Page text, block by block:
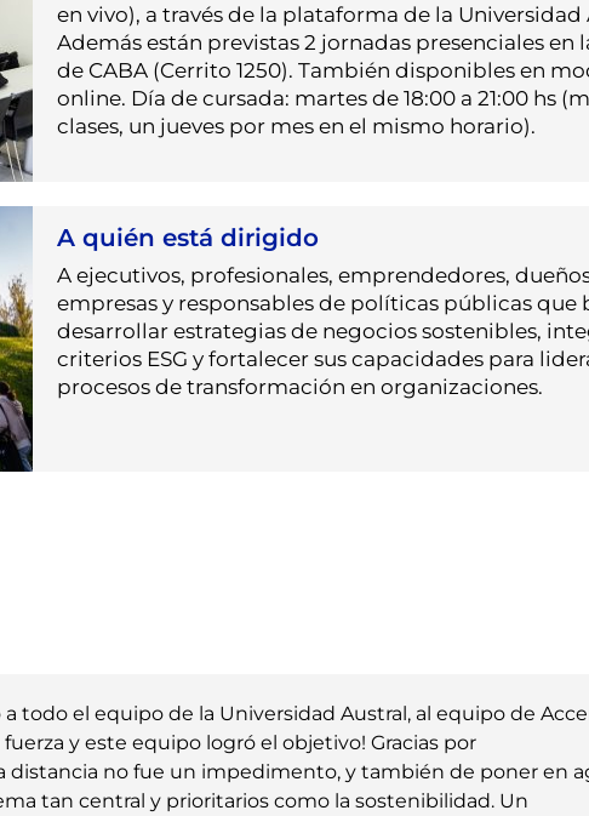
en vivo), a través de la plataforma de la Universidad
Además están previstas 2 jornadas presenciales en
de CABA (Cerrito 1250). También disponibles en
online. Día de cursada: martes de 18:00 a 21:00 hs
clases, un jueves por mes en el mismo horario).
A quién está dirigido
A ejecutivos, profesionales, emprendedores,
empresas y responsables de políticas públicas que
desarrollar estrategias de negocios sostenibles,
criterios ESG y fortalecer sus capacidades para
procesos de transformación en organizaciones.
todo el equipo de la Universidad Austral, al equipo de
fuerza y este equipo logró el objetivo! Gracias por
distancia no fue un impedimento, y también de poner en
tan central y prioritarios como la sostenibilidad. Un